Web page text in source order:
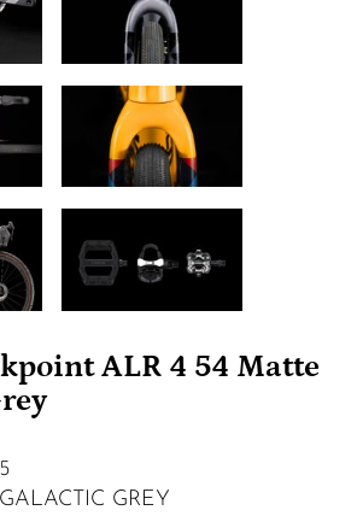
ALR 4 54 Matte
GREY